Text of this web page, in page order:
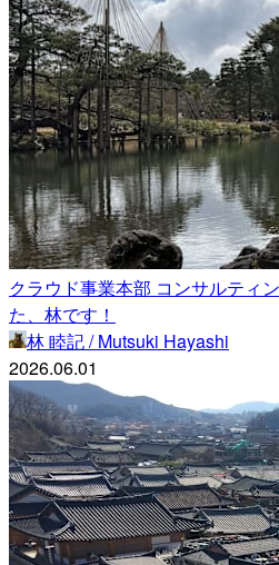
クラウド事業本部 コンサルティ
た、林です！
林 睦記 / Mutsuki Hayashi
2026.06.01